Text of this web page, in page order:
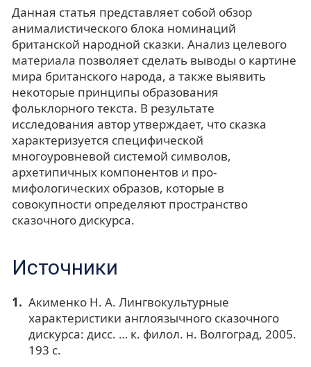
Данная статья представляет собой обзор
анималистического блока номинаций
британской народной сказки. Анализ целевого
материала позволяет сделать выводы о картине
мира британского народа, а также выявить
некоторые принципы образования
фольклорного текста. В результате
исследования автор утверждает, что сказка
характеризуется специфической
многоуровневой системой символов,
архетипичных компонентов и про-
мифологических образов, которые в
совокупности определяют пространство
сказочного дискурса.
Источники
Акименко Н. А. Лингвокультурные
характеристики англоязычного сказочного
дискурса: дисс. … к. филол. н. Волгоград, 2005.
193 с.